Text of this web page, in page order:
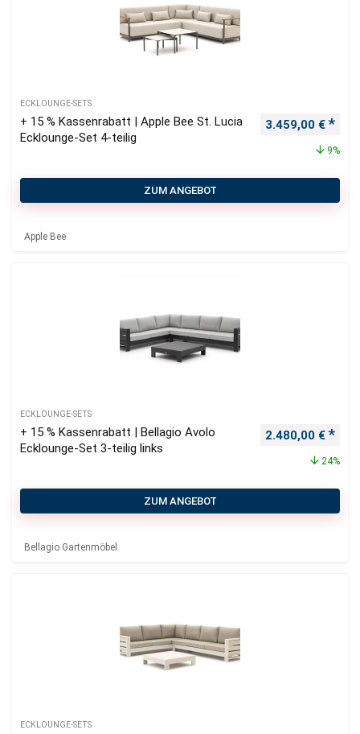
ECKLOUNGE-SETS
+ 15 % Kassenrabatt | Apple Bee St. Lucia
Ecklounge-Set 4-teilig
Ursprünglicher
3.459,00 €
9%
ZUM ANGEBOT
Apple Bee
ECKLOUNGE-SETS
+ 15 % Kassenrabatt | Bellagio Avolo
Ecklounge-Set 3-teilig links
Ursprünglicher
2.480,00 €
24%
ZUM ANGEBOT
Bellagio Gartenmöbel
ECKLOUNGE-SETS